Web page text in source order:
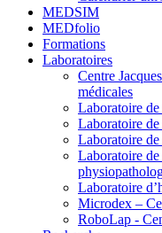
MEDSIM
MEDfolio
Formations
Laboratoires
Centre
médicales
Laboratoire
Laboratoire de
Laboratoire de
Laboratoire
Laboratoire
Microdex –
RoboLap -